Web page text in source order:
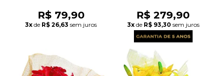
R$ 79,90
3x de R$ 26,63 sem juros
R$ 279,90
3x de R$ 93,30 sem juros